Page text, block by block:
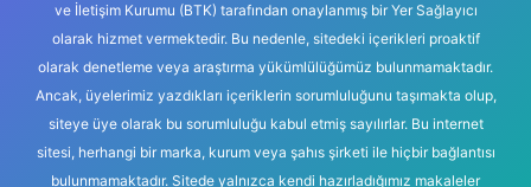
ve İletişim Kurumu (BTK) tarafından onaylanmış bir Yer Sağlayıcı
olarak hizmet vermektedir. Bu nedenle, sitedeki içerikleri proaktif
olarak denetleme veya araştırma yükümlülüğümüz bulunmamaktadır.
Ancak, üyelerimiz yazdıkları içeriklerin sorumluluğunu taşımakta olup,
siteye üye olarak bu sorumluluğu kabul etmiş sayılırlar. Bu internet
sitesi, herhangi bir marka, kurum veya şahıs şirketi ile hiçbir bağlantısı
bulunmamaktadır. Sitede yalnızca kendi hazırladığımız makaleler